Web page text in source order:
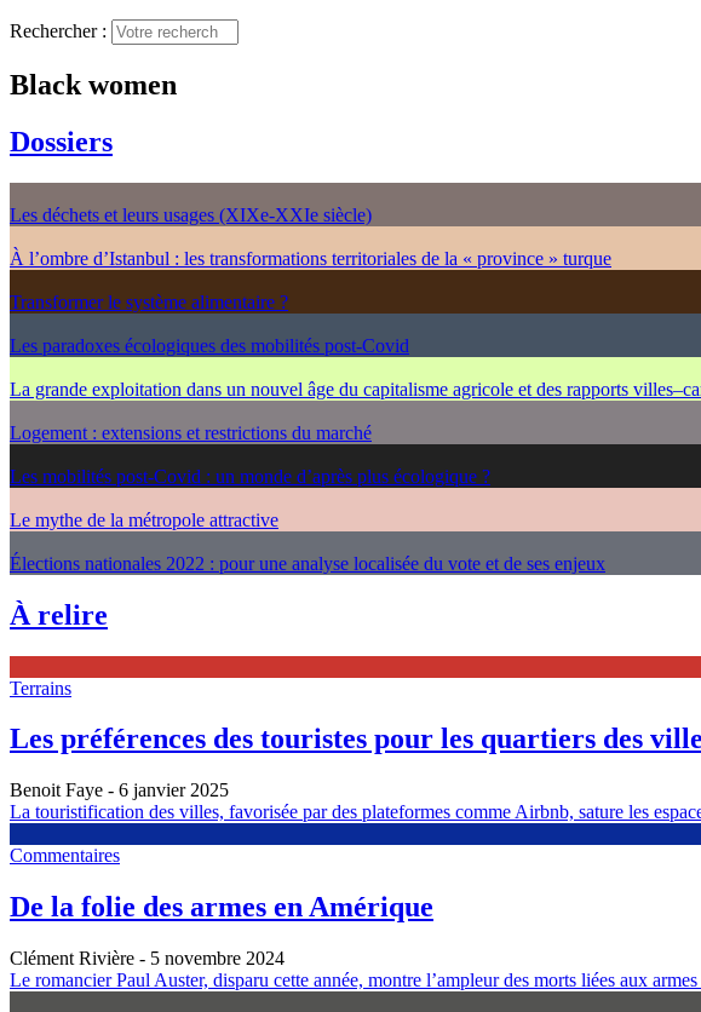
Rechercher :
Black women
Dossiers
Les déchets et leurs usages (XIXe-XXIe siècle)
À l’ombre d’Istanbul : les transformations territoriales de la « province » turque
Transformer le système alimentaire ?
Les paradoxes écologiques des mobilités post-Covid
La grande exploitation dans un nouvel âge du capitalisme agricole et des rapports
Logement : extensions et restrictions du marché
Les mobilités post-Covid : un monde d’après plus écologique ?
Le mythe de la métropole attractive
Élections nationales 2022 : pour une analyse localisée du vote et de ses enjeux
À relire
Terrains
Les préférences des touristes pour les quartiers des
Benoit Faye - 6 janvier 2025
La touristification des villes, favorisée par des plateformes comme Airbnb, sature les
Commentaires
De la folie des armes en Amérique
Clément Rivière - 5 novembre 2024
Le romancier Paul Auster, disparu cette année, montre l’ampleur des morts liées aux